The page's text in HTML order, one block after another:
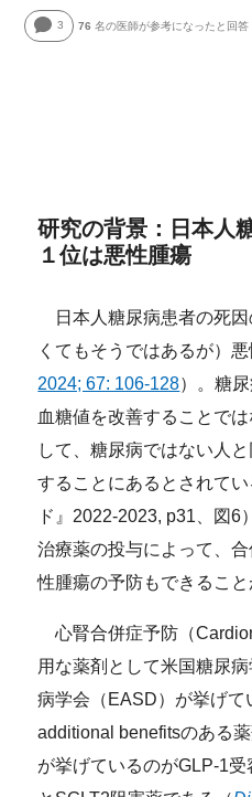
3 76 名の医師が参考になったと回答
研究の背景：日本人
１位は悪性腫瘍
日本人糖尿病患者の死因
くてもそうではあるが）
2024; 67: 106-128）。糖
血糖値を改善することで
して、糖尿病ではない人
することにあるとされて
ド』2022-2023, p31、図6
治療薬の投与によって、
性腫瘍の予防もできること
心腎合併症予防（
用な薬剤として米国糖尿
病学会（EASD）が挙げて
additional benefitsのある
が挙げているのがGLP-1受